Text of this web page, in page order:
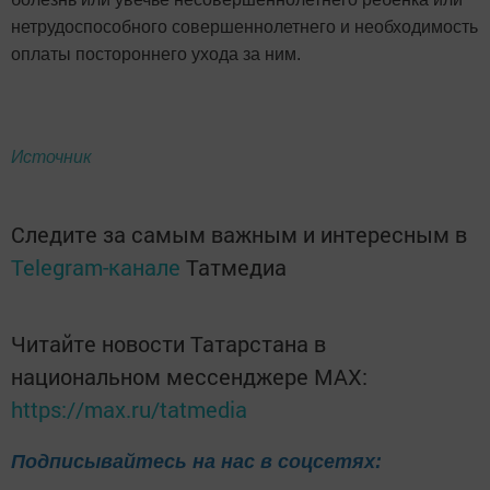
нетрудоспособного совершеннолетнего и необходимость
оплаты постороннего ухода за ним.
Источник
Следите за самым важным и интересным в
Telegram-канале Татмедиа
Читайте новости Татарстана в
национальном мессенджере MАХ:
https://max.ru/tatmedia
Подписывайтесь на нас в соцсетях: